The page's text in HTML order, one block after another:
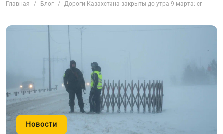
Главная Блог Дороги Казахстана закрыты до утра 9 марта: список
Новости